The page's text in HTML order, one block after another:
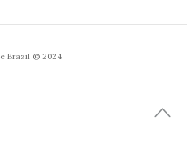
Brazil © 2024